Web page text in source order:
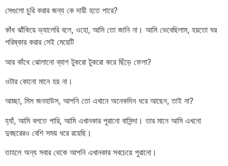
সেগুলো চুরি করার জন্য কে দায়ী হতে পারে?
কাঁধ ঝাঁকিয়ে ভ্যালেরি বলে, ওহো, আমি তো জানি না। আমি ভেবেছিলাম, হয়তো ঘর
পরিষ্কার করার সেই মেয়েটি
আর কাঁধে ঝোলানো ব্যাগ টুকরো টুকরো করে ছিঁড়ে ফেলা?
ওটার কোনো মানে হয় না।
আচ্ছা, মিস জনহাউস, আপনি তো এখানে অনেকদিন ধরে আছেন, তাই না?
হ্যাঁ, আমি বলতে পারি, আমি এখানকার পুরানো বাসিন্দা। তার মানে আমি এখনো
দুবছরেরও বেশি সময় ধরে রয়েছি।
তাহলে অন্য সবার থেকে আপনি এখানকার সবচেয়ে পুরানো।